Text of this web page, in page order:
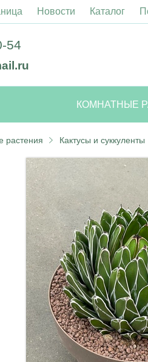
Новости Каталог
54
КОМНАТНЫЕ
растения Кактусы и суккуленты